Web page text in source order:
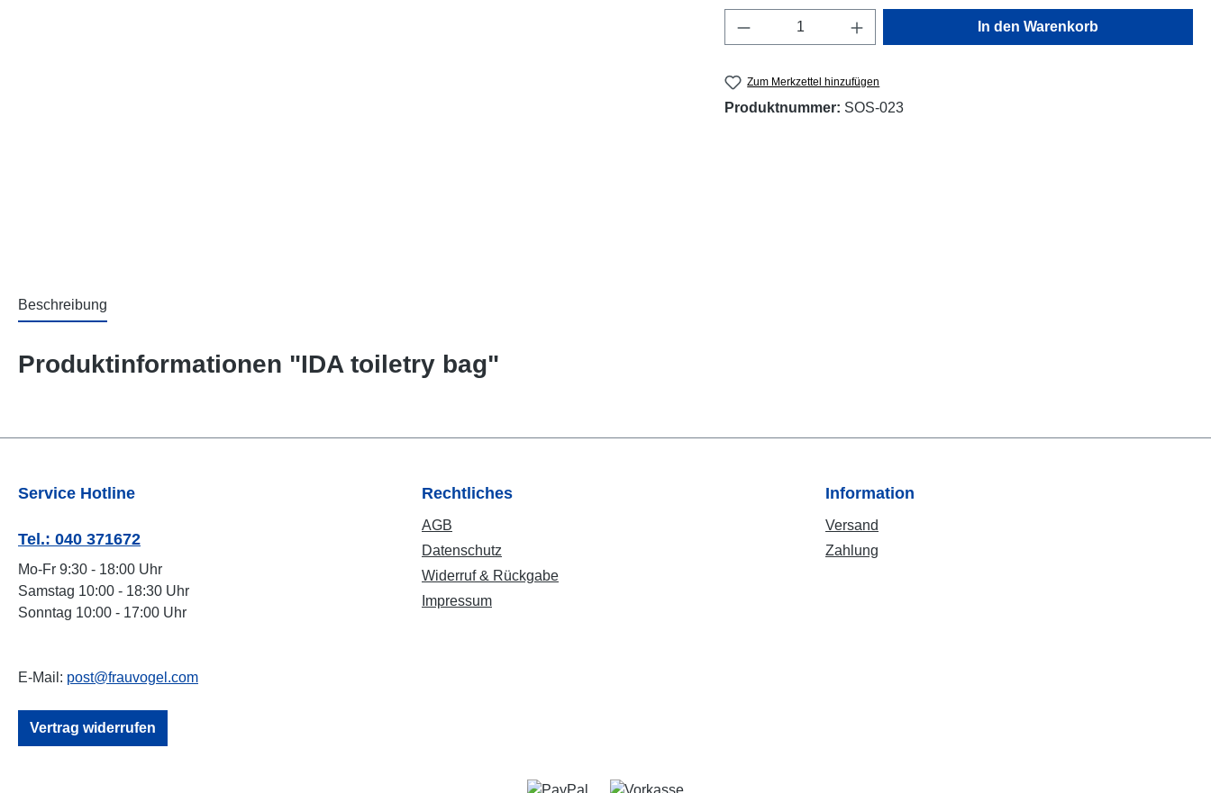
Produkt Anzahl: Gib den gewünschten Wert ein
In den Warenkorb
Zum Merkzettel hinzufügen
Produktnummer: SOS-023
Beschreibung
Produktinformationen "IDA toiletry bag"
Service Hotline
Tel.: 040 371672
Mo-Fr 9:30 - 18:00 Uhr
Samstag 10:00 - 18:30 Uhr
Sonntag 10:00 - 17:00 Uhr
E-Mail: post@frauvogel.com
Vertrag widerrufen
Rechtliches
AGB
Datenschutz
Widerruf & Rückgabe
Impressum
Information
Versand
Zahlung